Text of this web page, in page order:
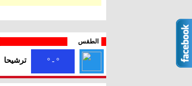
الطقس
° - ° ترشيحا